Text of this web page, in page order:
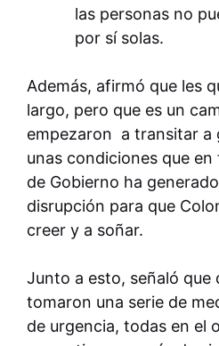
las personas no
por sí solas.
Además, afirmó que les
largo, pero que es un
empezaron a transitar a
unas condiciones que
de Gobierno ha
disrupción para que
creer y a soñar.
Junto a esto, señaló que
tomaron una serie de
de urgencia, todas en el